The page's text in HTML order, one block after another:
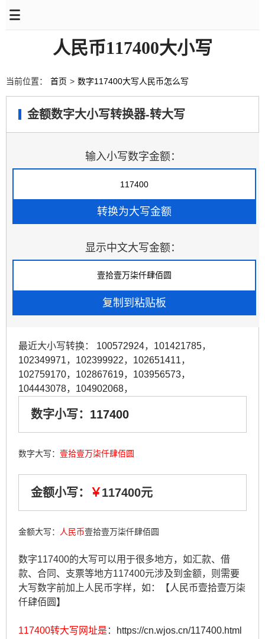
人民币117400大小写
当前位置： 首页 > 数字117400大写人民币怎么写
金额数字大小写转换器-转大写
输入小写数字金额：
显示中文大写金额：
最近大小写转换： 100572924， 101421785，
102349971， 102399922， 102651411，
102759170， 102867619， 103956573，
104443078， 104902068，
数字小写： 117400
数字大写： 壹拾壹万柒仟肆佰圆
金额小写： ￥117400元
金额大写： 人民币壹拾壹万柒仟肆佰圆
数字117400的大写可以用于很多地方，如汇款、借
款、合同、支票等地方117400元涉及到金额，则需要
大写数字前加上人民币字样，如：【人民币壹拾壹万柒
仟肆佰圆】
117400转大写网址是 ： https://cn.wjos.cn/117400.html